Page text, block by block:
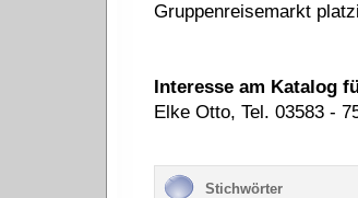
Gruppenreisemarkt
Interesse am Katalog
Elke Otto, Tel. 03583 -
Stichwörter